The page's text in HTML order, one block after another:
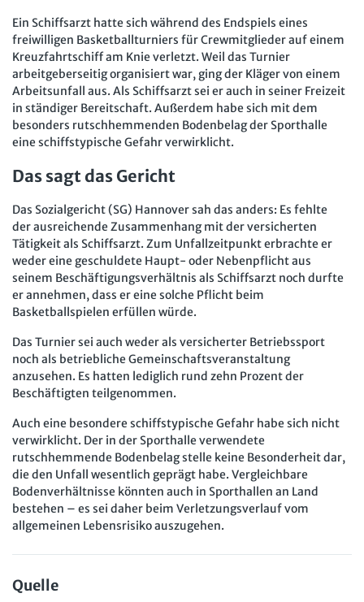
Mitbestimmung
Arbeit und Recht
Soziales Recht
Digitales Arbeits- und Sozialrecht
KI-Praxis Arbeitsrecht online
JAV-Praxis online
Presse Interne Meldestelle Verträge kündigen
Datenschutz
AGB Impressum
Kontakt
Erklärung zur Barrierefreiheit
Widerruf
Widerrufsrecht
Verlag
Karriere Buchhandel
Ein Schiffsarzt hatte sich während des Endspiels eines
freiwilligen Basketballturniers für Crewmitglieder auf einem
Kreuzfahrtschiff am Knie verletzt. Weil das Turnier
arbeitgeberseitig organisiert war, ging der Kläger von einem
Arbeitsunfall aus. Als Schiffsarzt sei er auch in seiner Freizeit
in ständiger Bereitschaft. Außerdem habe sich mit dem
besonders rutschhemmenden Bodenbelag der Sporthalle
eine schiffstypische Gefahr verwirklicht.
Das sagt das Gericht
Das Sozialgericht (SG) Hannover sah das anders: Es fehlte
der ausreichende Zusammenhang mit der versicherten
Tätigkeit als Schiffsarzt. Zum Unfallzeitpunkt erbrachte er
weder eine geschuldete Haupt- oder Nebenpflicht aus
seinem Beschäftigungsverhältnis als Schiffsarzt noch durfte
er annehmen, dass er eine solche Pflicht beim
Basketballspielen erfüllen würde.
Das Turnier sei auch weder als versicherter Betriebssport
noch als betriebliche Gemeinschaftsveranstaltung
anzusehen. Es hatten lediglich rund zehn Prozent der
Beschäftigten teilgenommen.
Auch eine besondere schiffstypische Gefahr habe sich nicht
verwirklicht. Der in der Sporthalle verwendete
rutschhemmende Bodenbelag stelle keine Besonderheit dar,
die den Unfall wesentlich geprägt habe. Vergleichbare
Bodenverhältnisse könnten auch in Sporthallen an Land
bestehen – es sei daher beim Verletzungsverlauf vom
allgemeinen Lebensrisiko auszugehen.
Quelle